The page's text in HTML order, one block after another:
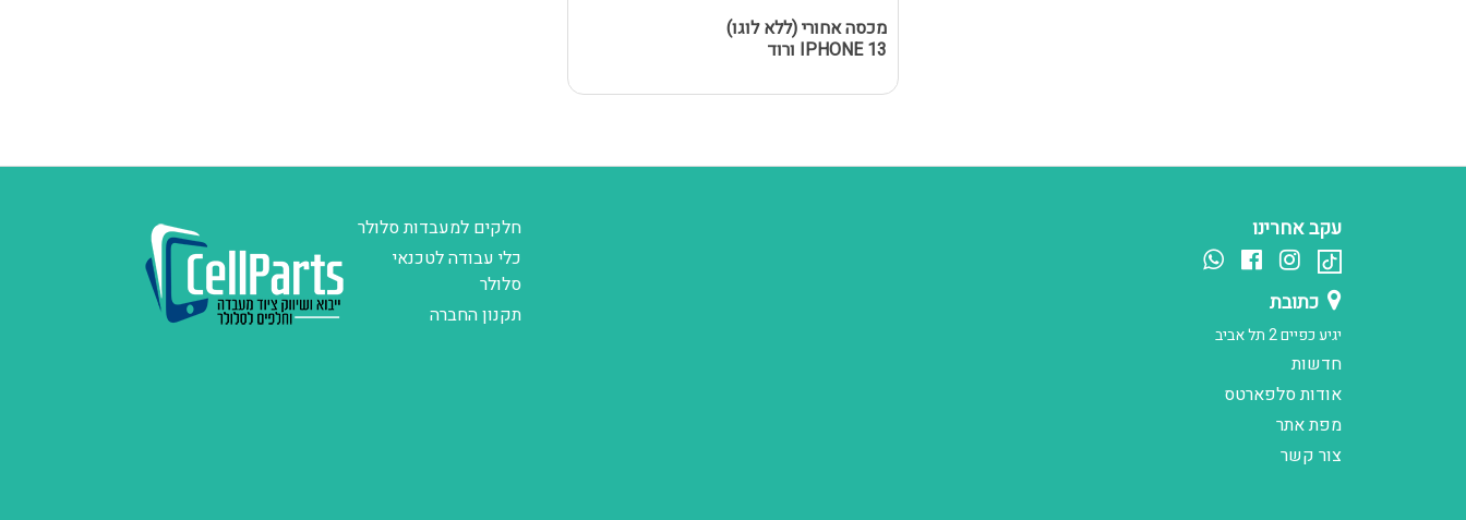
מכסה אחורי (ללא לוגו)
IPHONE 13 ורוד
עקב אחרינו
כתובת
יגיע כפיים 2 תל אביב
חדשות
אודות סלפארטס
מפת אתר
צור קשר
חלקים למעבדות סלולר
כלי עבודה לטכנאי
סלולר
תקנון החברה